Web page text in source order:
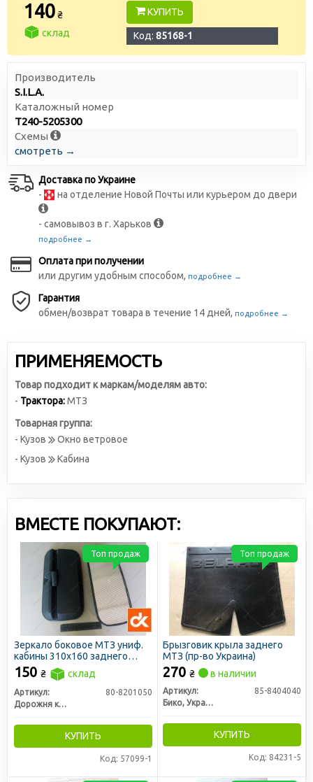
140₴
склад
КУПИТЬ
Код: 85168-1
Производитель
S.I.L.A.
Каталожный номер
Т240-5205300
Схемы
смотреть →
Доставка по Украине
-
на отделение Новой Почты или курьером до двери
- самовывоз в г. Харьков
подробнее →
Оплата при получении
или другим удобным способом, подробнее →
Гарантия
обмен/возврат товара в течение 14 дней, подробнее →
ПРИМЕНЯЕМОСТЬ
Товар подходит к маркам/моделям авто:
- Трактора:МТЗ
Товарная группа:
- Кузов
Окно ветровое
- Кузов
Кабина
ВМЕСТЕ ПОКУПАЮТ:
Зеркало боковое МТЗ униф.
кабины 310х160 заднего
вида (ДК)
150 ₴ склад
Артикул:
80-8201050
Дорожня карта
КУПИТЬ
Код: 57099-1
Топ продаж
Брызговик крыла заднего
МТЗ (пр-во Украина)
270 ₴ в наличии
Артикул:
85-8404040
Бико, Украина
КУПИТЬ
Код: 84231-5
Топ продаж